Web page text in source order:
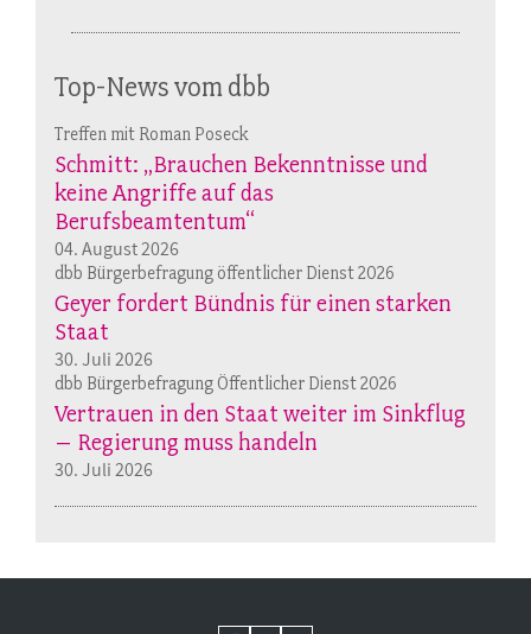
Top-News vom dbb
Treffen mit Roman Poseck
Schmitt: „Brauchen Bekenntnisse und
keine Angriffe auf das
Berufsbeamtentum“
04. August 2026
dbb Bürgerbefragung öffentlicher Dienst 2026
Geyer fordert Bündnis für einen starken
Staat
30. Juli 2026
dbb Bürgerbefragung Öffentlicher Dienst 2026
Vertrauen in den Staat weiter im Sinkflug
– Regierung muss handeln
30. Juli 2026